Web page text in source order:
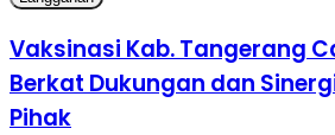
Vaksinasi Kab. Tangerang
Berkat Dukungan dan
Pihak